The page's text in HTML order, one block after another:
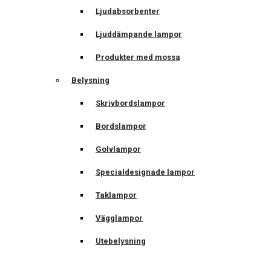
Ljudabsorbenter
Ljuddämpande lampor
Produkter med mossa
Belysning
Skrivbordslampor
Bordslampor
Golvlampor
Specialdesignade lampor
Taklampor
Vägglampor
Utebelysning